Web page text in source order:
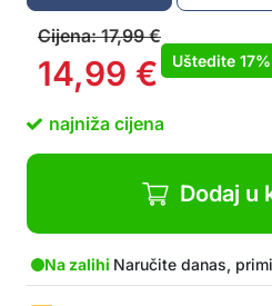
Cijena:17,99€
14,99 € Uštedite 17%
najniža cijena
Dodaj u
Na zalihi Naručite danas,